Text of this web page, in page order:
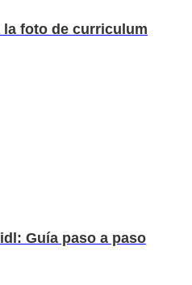
la foto de curriculum
Guía paso a paso